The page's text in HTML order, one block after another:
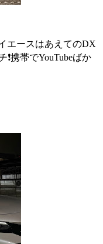
エースはあえてのDX
❗️携帯でYouTubeばか